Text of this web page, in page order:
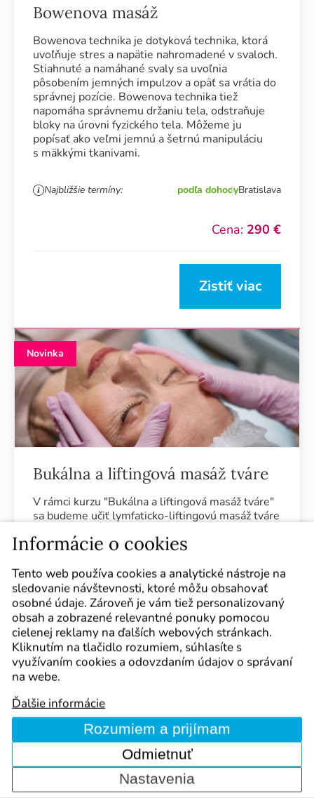
Bowenova masáž
Bowenova technika je dotyková technika, ktorá
uvoľňuje stres a napätie nahromadené v svaloch.
Stiahnuté a namáhané svaly sa uvoľnia
pôsobením jemných impulzov a opäť sa vrátia do
správnej pozície. Bowenova technika tiež
napomáha správnemu držaniu tela, odstraňuje
bloky na úrovni fyzického tela. Môžeme ju
popísať ako veľmi jemnú a šetrnú manipuláciu
s mäkkými tkanivami.
Najbližšie termíny: podľa dohodyBratislava
Cena: 290 €
Zistiť viac
Novinka
Bukálna a liftingová masáž tváre
V rámci kurzu "Bukálna a liftingová masáž tváre"
sa budeme učiť lymfaticko-liftingovú masáž tváre
bukálnej masáže je dôkladné uvoľnenie
vonkajšej strany ústnej dutiny a prinavrátenie
normálnej pružnosti a napätia svalov.
Najbližšie termíny: podľa dohodyBratislava
Cena: 310 €
Zistiť viac
Informácie o cookies
Tento web používa cookies a analytické nástroje na
sledovanie návštevnosti, ktoré môžu obsahovať
osobné údaje. Zároveň je vám tiež personalizovaný
obsah a zobrazené relevantné ponuky pomocou
cielenej reklamy na ďalších webových stránkach.
Kliknutím na tlačidlo rozumiem, súhlasíte s
využívaním cookies a odovzdaním údajov o správaní
na webe.
Ďalšie informácie
Rozumiem a prijímam
Odmietnuť
Nastavenia